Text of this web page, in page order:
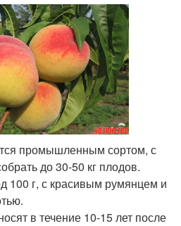
промышленным сортом, с
до 30-50 кг плодов.
100 г, с красивым румянцем и
в течение 10-15 лет после